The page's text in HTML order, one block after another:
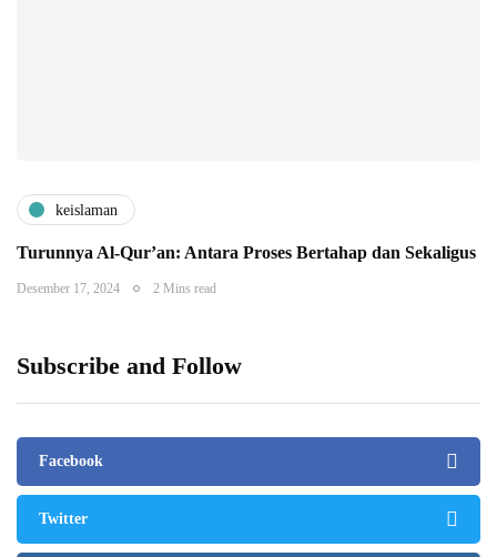
keislaman
Turunnya Al-Qur’an: Antara Proses Bertahap dan Sekaligus
Desember 17, 2024 2 Mins read
Subscribe and Follow
Facebook
Twitter